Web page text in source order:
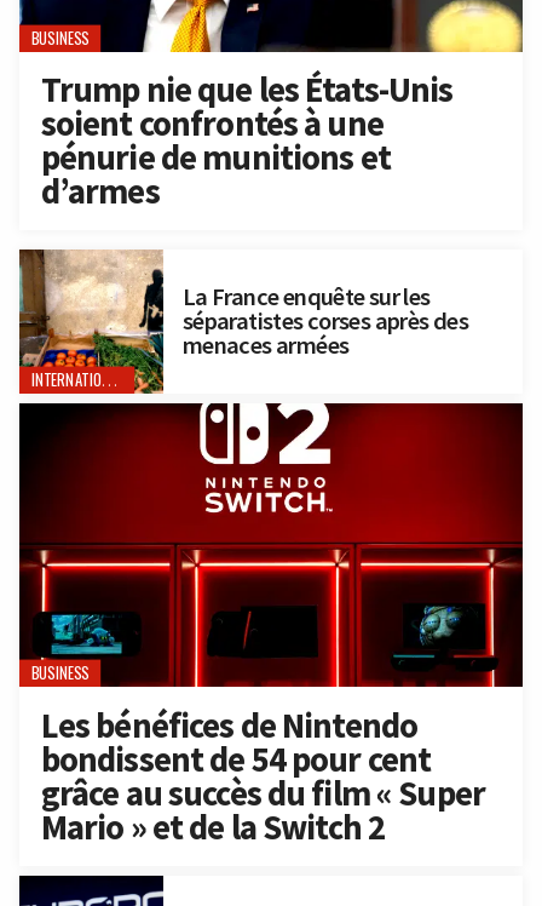
BUSINESS
Trump nie que les États-Unis
soient confrontés à une
pénurie de munitions et
d’armes
INTERNATIONAL
La France enquête sur les
séparatistes corses après des
menaces armées
BUSINESS
Les bénéfices de Nintendo
bondissent de 54 pour cent
grâce au succès du film « Super
Mario » et de la Switch 2